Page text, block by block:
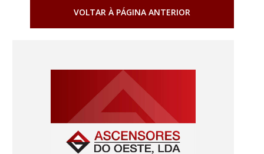
VOLTAR À PÁGINA ANTERIOR